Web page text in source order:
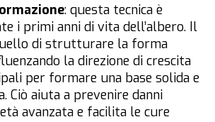
: questa tecnica è
i primi anni di vita dell’albero. Il
di strutturare la forma
la direzione di crescita
per formare una base solida e
Ciò aiuta a prevenire danni
avanzata e facilita le cure